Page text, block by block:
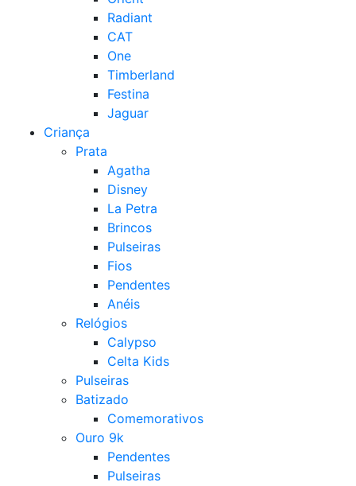
Radiant
CAT
One
Timberland
Festina
Jaguar
Criança
Prata
Agatha
Disney
La Petra
Brincos
Pulseiras
Fios
Pendentes
Anéis
Relógios
Calypso
Celta Kids
Pulseiras
Batizado
Comemorativos
Ouro 9k
Pendentes
Pulseiras